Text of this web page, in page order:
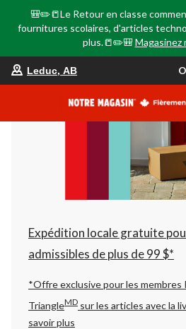
🎒✏️📒Le Retour en classe
fournitures scolaires, d'articles
plus.📒✏️🎒 Magasinez
votre
est
AB,
à
Leduc, AB
Expédition locale gratuite
admissibles de plus de 99 $*
*Offre exclusive pour les membres
TriangleMD sur les articles avec la
savoir plus